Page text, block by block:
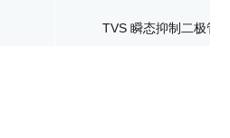
TVS 瞬态抑制二极管